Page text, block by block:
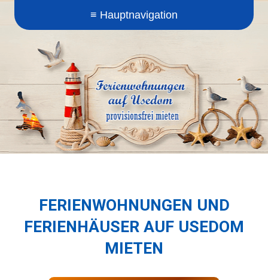
FERIENWOHNUNGEN UND
FERIENHÄUSER AUF USEDOM
MIETEN